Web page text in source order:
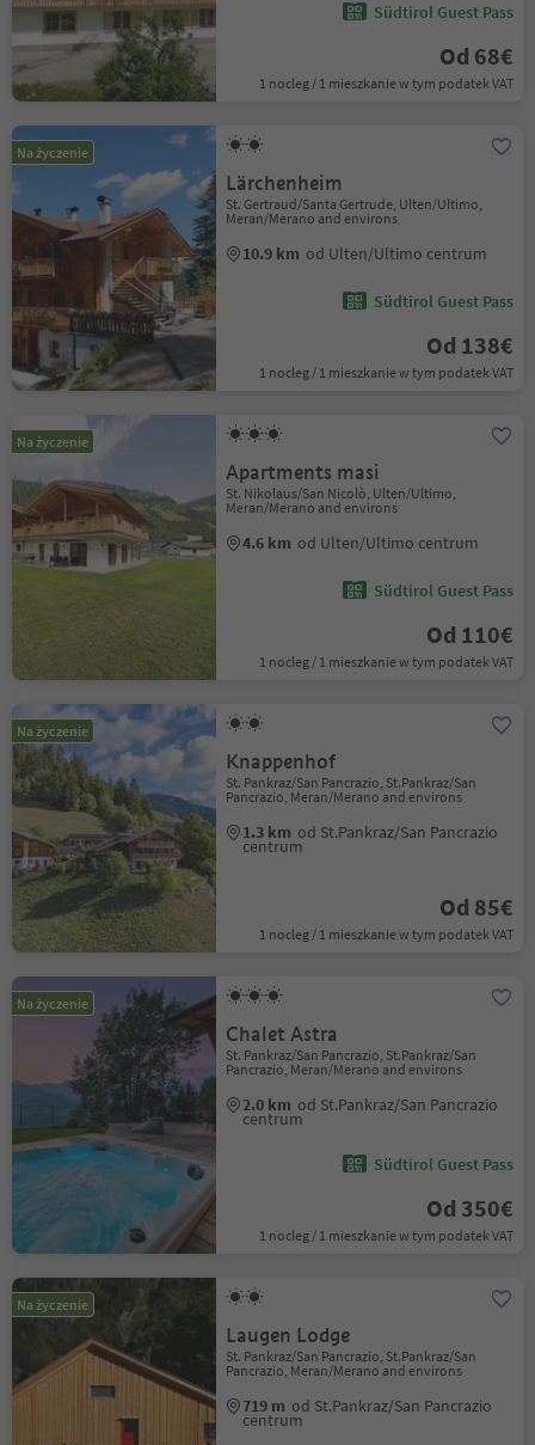
Südtirol Guest Pass
Od 68€
1 nocleg / 1 mieszkanie w tym podatek VAT
Na życzenie
Lärchenheim
St. Gertraud/Santa Gertrude, Ulten/Ultimo,
Meran/Merano and environs
10.9 km od Ulten/Ultimo centrum
Südtirol Guest Pass
Od 138€
1 nocleg / 1 mieszkanie w tym podatek VAT
Na życzenie
Apartments masi
St. Nikolaus/San Nicolò, Ulten/Ultimo,
Meran/Merano and environs
4.6 km od Ulten/Ultimo centrum
Südtirol Guest Pass
Od 110€
1 nocleg / 1 mieszkanie w tym podatek VAT
Na życzenie
Knappenhof
St. Pankraz/San Pancrazio, St.Pankraz/San
Pancrazio, Meran/Merano and environs
1.3 km od St.Pankraz/San Pancrazio
centrum
Od 85€
1 nocleg / 1 mieszkanie w tym podatek VAT
Na życzenie
Chalet Astra
St. Pankraz/San Pancrazio, St.Pankraz/San
Pancrazio, Meran/Merano and environs
2.0 km od St.Pankraz/San Pancrazio
centrum
Südtirol Guest Pass
Od 350€
1 nocleg / 1 mieszkanie w tym podatek VAT
Na życzenie
Laugen Lodge
St. Pankraz/San Pancrazio, St.Pankraz/San
Pancrazio, Meran/Merano and environs
719 m od St.Pankraz/San Pancrazio
centrum